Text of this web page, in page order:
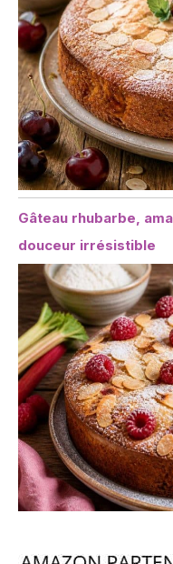
Gâteau rhubarbe,
douceur irrésistible